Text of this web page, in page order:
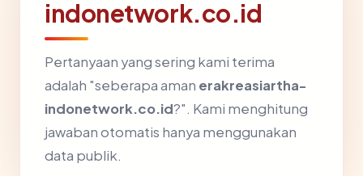
indonetwork.co.id
Pertanyaan yang sering kami terima
adalah "seberapa aman erakreasiartha-
indonetwork.co.id?". Kami menghitung
jawaban otomatis hanya menggunakan
data publik.